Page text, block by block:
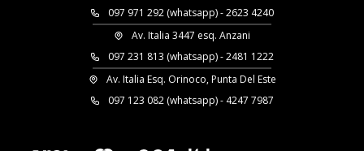
097 971 292 (whatsapp) - 2623 4240
Av. Italia 3447 esq. Anzani
097 231 813 (whatsapp) - 2481 1222
Av. Italia Esq. Orinoco, Punta Del Este
097 123 082 (whatsapp) - 4247 7987